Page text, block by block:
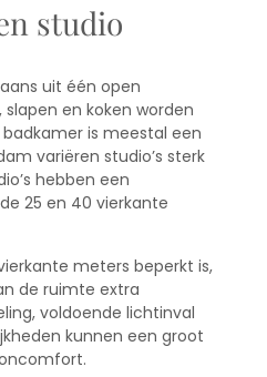
studio
uit één open
en koken worden
is meestal een
variëren studio’s sterk
hebben een
25 en 40 vierkante
meters beperkt is,
de ruimte extra
voldoende lichtinval
kunnen een groot